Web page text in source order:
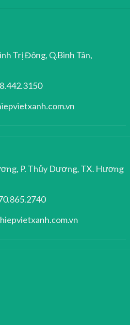
Trị Đông, Q.Bình Tân,
P. Thủy Dương, TX. Hương